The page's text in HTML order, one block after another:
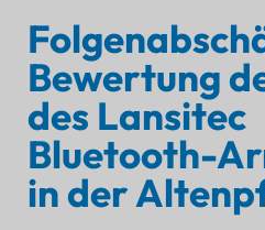
Bewertung
des Lansitec
Bluetooth-
in der